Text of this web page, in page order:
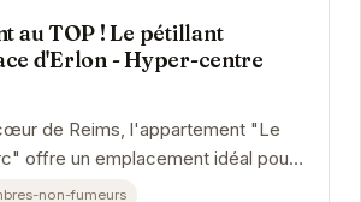
au TOP ! Le pétillant
d'Erlon - Hyper-centre
de Reims, l'appartement "Le
offre un emplacement idéal pour
À proximité des...
non-fumeurs